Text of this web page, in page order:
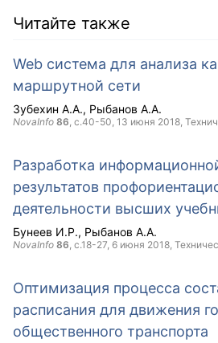
Читайте также
Web система для анализа
маршрутной сети
Зубехин А.А. Рыбанов А.А.
NovaInfo 86, с.40-50, 13 июня 2018,
Разработка
результатов
деятельности высших
Бунеев И.Р. Рыбанов А.А.
NovaInfo 86, с.18-27, 6 июня 2018,
Оптимизация процесса
расписания для движения
общественного транспорта